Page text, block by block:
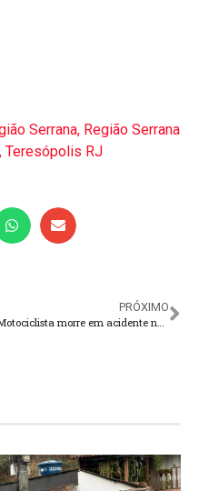
Serrana, Região Serrana
, Teresópolis RJ
PRÓXIMO
Motociclista morre em acidente na rodovia BR-116